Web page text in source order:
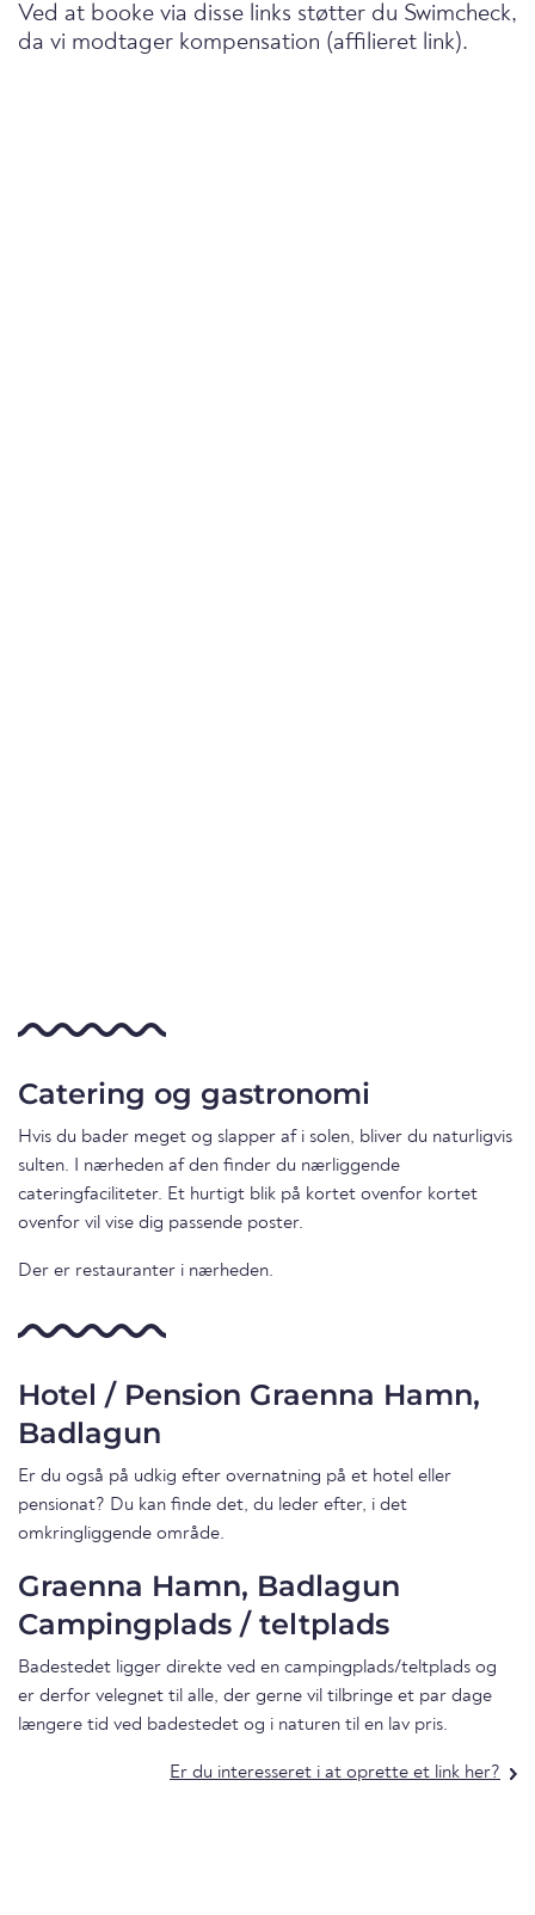
Ved at booke via disse links støtter du Swimcheck,
da vi modtager kompensation (affilieret link).
Catering og gastronomi
Hvis du bader meget og slapper af i solen, bliver du naturligvis
sulten. I nærheden af den finder du nærliggende
cateringfaciliteter. Et hurtigt blik på kortet ovenfor kortet
ovenfor vil vise dig passende poster.
Der er restauranter i nærheden.
Hotel / Pension Graenna Hamn,
Badlagun
Er du også på udkig efter overnatning på et hotel eller
pensionat? Du kan finde det, du leder efter, i det
omkringliggende område.
Graenna Hamn, Badlagun
Campingplads / teltplads
Badestedet ligger direkte ved en campingplads/teltplads og
er derfor velegnet til alle, der gerne vil tilbringe et par dage
længere tid ved badestedet og i naturen til en lav pris.
Er du interesseret i at oprette et link her?